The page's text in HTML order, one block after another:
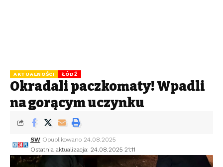
AKTUALNOŚCI ŁÓDŹ
Okradali paczkomaty! Wpadli
na gorącym uczynku
Ostatnia aktualizacja: 24.08.2025 21:11
SW Opublikowano 24.08.2025